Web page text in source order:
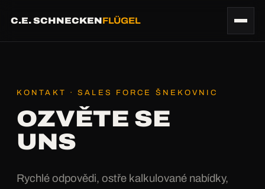
C.E. SCHNECKENFLÜGEL
KONTAKT · SALES FORCE ŠNEKOVNIC
OZVĚTE SE
UNS
Rychlé odpovědi, ostře kalkulované nabídky,